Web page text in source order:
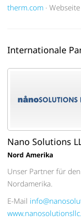
therm.com · Webseite
Internationale
Nano Solutions
Nord Amerika
Unser Partner für
Nordamerika.
E-Mail